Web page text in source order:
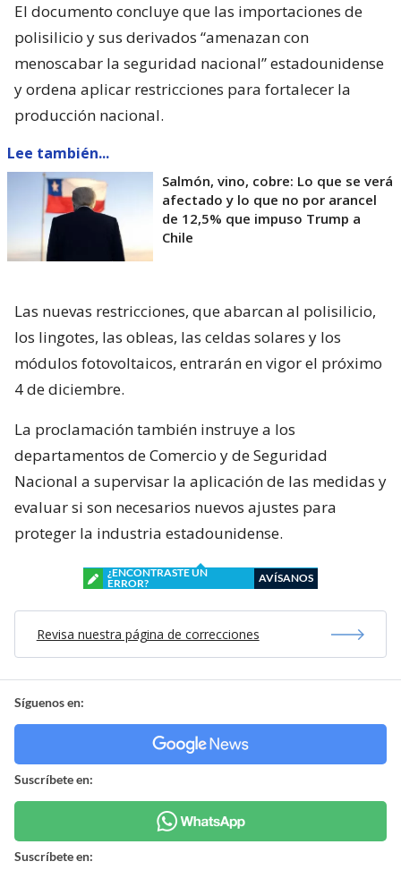
El documento concluye que las importaciones de
polisilicio y sus derivados “amenazan con
menoscabar la seguridad nacional” estadounidense
y ordena aplicar restricciones para fortalecer la
producción nacional.
Lee también...
Salmón, vino, cobre: Lo que se verá
afectado y lo que no por arancel
de 12,5% que impuso Trump a
Chile
Las nuevas restricciones, que abarcan al polisilicio,
los lingotes, las obleas, las celdas solares y los
módulos fotovoltaicos, entrarán en vigor el próximo
4 de diciembre.
La proclamación también instruye a los
departamentos de Comercio y de Seguridad
Nacional a supervisar la aplicación de las medidas y
evaluar si son necesarios nuevos ajustes para
proteger la industria estadounidense.
¿ENCONTRASTE UN
ERROR?
AVÍSANOS
Revisa nuestra página de correcciones
Síguenos en:
Suscríbete en:
Suscríbete en: